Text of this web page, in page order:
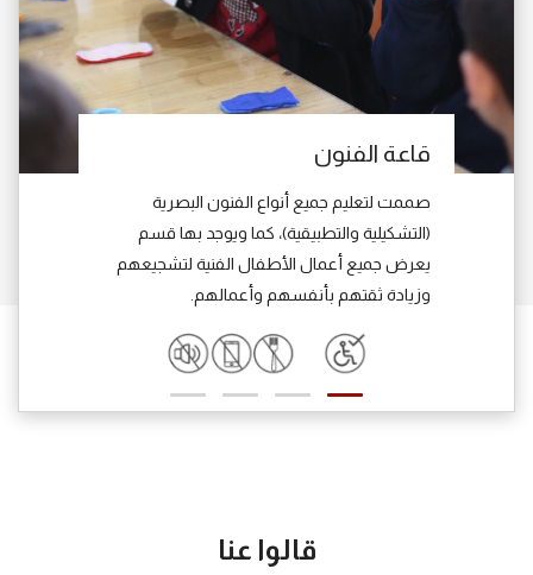
قاعة الفنون
صممت لتعليم جميع أنواع الفنون البصرية
(التشكيلية والتطبيقية)، كما ويوجد بها قسم
يعرض جميع أعمال الأطفال الفنية لتشجيعهم
وزيادة ثقتهم بأنفسهم وأعمالهم.
قالوا عنا